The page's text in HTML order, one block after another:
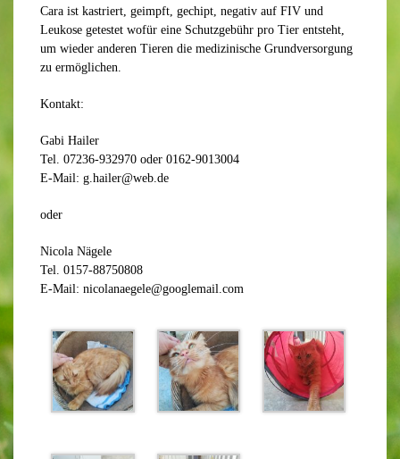
Cara ist kastriert, geimpft, gechipt, negativ auf FIV und
Leukose getestet wofür eine Schutzgebühr pro Tier entsteht,
um wieder anderen Tieren die medizinische Grundversorgung
zu ermöglichen.
Kontakt:
Gabi Hailer
Tel. 07236-932970 oder 0162-9013004
E-Mail: g.hailer@web.de
oder
Nicola Nägele
Tel. 0157-88750808
E-Mail: nicolanaegele@googlemail.com